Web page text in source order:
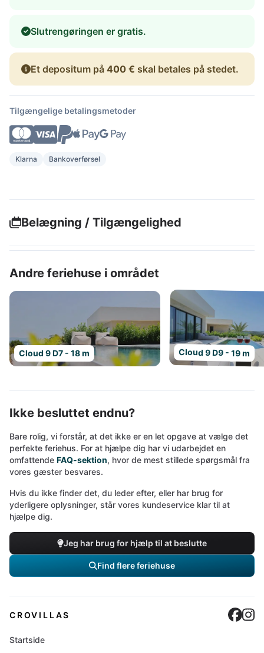
Slutrengøringen er gratis.
Et depositum på 400 € skal betales på stedet.
Tilgængelige betalingsmetoder
Klarna Bankoverførsel
Belægning / Tilgængelighed
Andre feriehuse i området
Cloud 9 D7 - 18 m Cloud 9 D9 - 19 m
Ikke besluttet endnu?
Bare rolig, vi forstår, at det ikke er en let opgave at vælge det
perfekte feriehus. For at hjælpe dig har vi udarbejdet en
omfattende FAQ-sektion, hvor de mest stillede spørgsmål fra
vores gæster besvares.
Hvis du ikke finder det, du leder efter, eller har brug for
yderligere oplysninger, står vores kundeservice klar til at
hjælpe dig.
Jeg har brug for hjælp til at beslutte
Find flere feriehuse
CROVILLAS
Startside